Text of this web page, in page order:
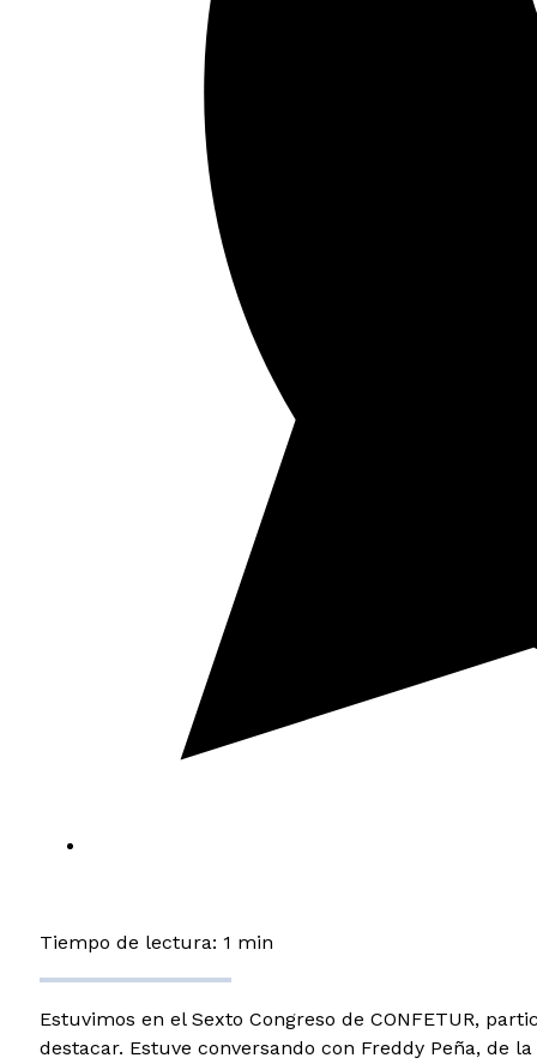
Tiempo de lectura: 1 min
Estuvimos en el Sexto Congreso de CONFETUR,
destacar. Estuve conversando con Freddy Peña, de